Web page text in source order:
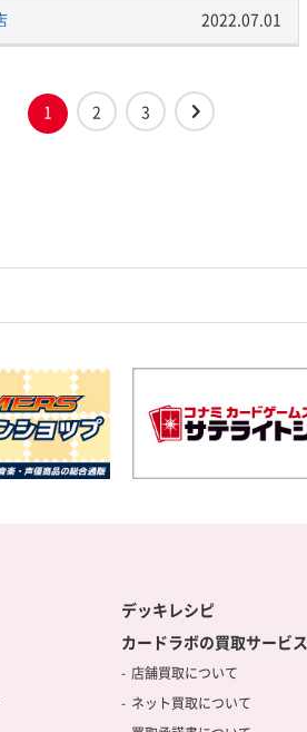
2022.07.01
1 2 3
デッキレシピ
カードラボの買取サービス
店舗買取について
ネット買取について